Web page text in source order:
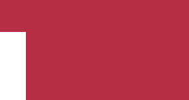
in de maat 600/100 mm. Deze is 60
met ons te bellen zodat wij goede
je en de vervoerder zodat het zeker niet
een uitvaart kun je het maar eenmaal
Uiteraard gebruiken Kerken deze kaarsen
een Huwelijk, Uitvaart of een Dienst. En